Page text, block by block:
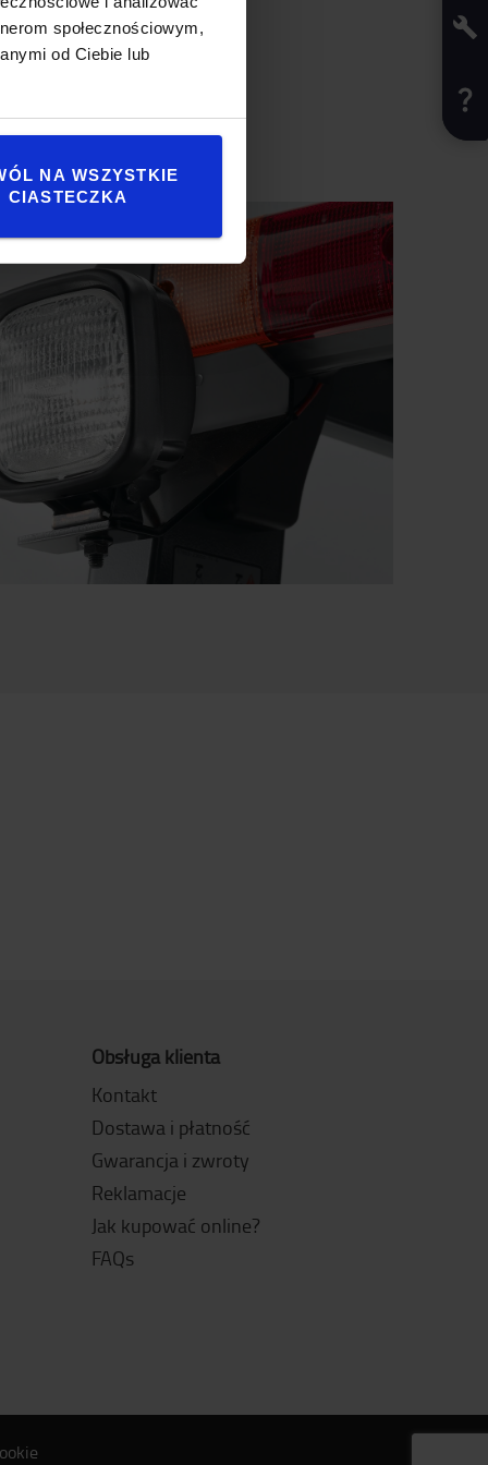
społecznościowym,
od Ciebie lub
NA WSZYSTKIE
CIASTECZKA
Obsługa klienta
Kontakt
Dostawa i płatność
Gwarancja i zwroty
Reklamacje
Jak kupować online?
FAQs